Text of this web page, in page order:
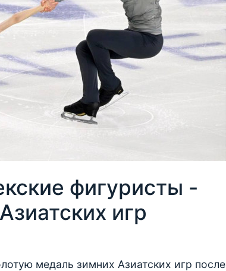
фигуристы -
игр
медаль зимних Азиатских игр после